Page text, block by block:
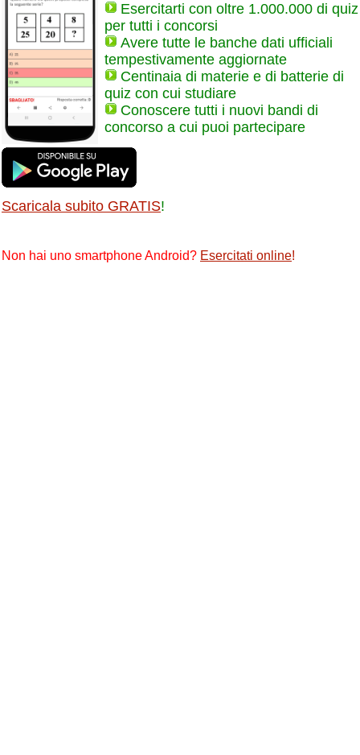
Esercitarti con oltre 1.000.000 di quiz
per tutti i concorsi
Avere tutte le banche dati ufficiali
tempestivamente aggiornate
Centinaia di materie e di batterie di
quiz con cui studiare
Conoscere tutti i nuovi bandi di
concorso a cui puoi partecipare
Scaricala subito GRATIS!
Non hai uno smartphone Android? Esercitati online!